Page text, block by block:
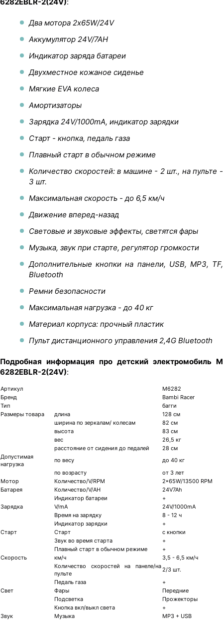
Два мотора 2х65W/24V
Аккумулятор 24V/7AH
Индикатор заряда батареи
Двухместное кожаное сиденье
Мягкие EVA колеса
Амортизаторы
Зарядка 24V/1000mA, индикатор зарядки
Старт - кнопка, педаль газа
Плавный старт в обычном режиме
Количество скоростей: в машине - 2 шт., на пульте -
3 шт.
Максимальная скорость - до 6,5 км/ч
Движение вперед-назад
Световые и звуковые эффекты, светятся фары
Музыка, звук при старте, регулятор громкости
Дополнительные кнопки на панели, USB, MP3, TF,
Bluetooth
Ремни безопасности
Максимальная нагрузка - до 40 кг
Материал корпуса: прочный пластик
Пульт дистанционного управления 2,4G Bluetooth
Подробная информация про детский электромобиль M
6282EBLR-2(24V):
Артикул
М6282
Бренд
Bambi Racer
Тип
багги
Размеры товара
длина
128 см
ширина по зеркалам/ колесам
82 см
высота
83 см
вес
26,5 кг
расстояние от сидения до педалей
28 см
Допустимая
нагрузка
по весу
до 40 кг
по возрасту
от 3 лет
Мотор
Количество/V/RPM
2*65W/13500 RPM
Батарея
Количество/V/AH
24V7Ah
Индикатор батареи
+
Зарядка
V/mA
24V/1000mA
Время на зарядку
8 - 12 ч
Индикатор зарядки
+
Старт
Старт
с кнопки
Звук во время старта
+
Плавный старт в обычном режиме
+
Скорость
км/ч
3,5 - 6,5 км/ч
Количество скоростей на панеле/на
пульте
2/3 шт.
Педаль газа
+
Свет
Фары
Передние
Подсветка
Прожекторы
Кнопка вкл/выкл света
+
Звук
Музыка
МР3 + USB